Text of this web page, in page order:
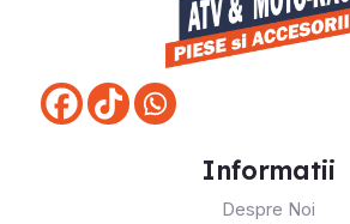
Informatii
Despre Noi